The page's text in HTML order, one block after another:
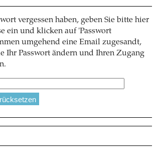
vergessen haben, geben Sie bitte hier
ein und klicken auf 'Passwort
umgehend eine Email zugesandt,
Ihr Passwort ändern und Ihren Zugang